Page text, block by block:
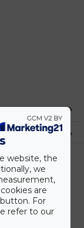
gyártói árakat.
website, the
we
are
For
refer to our